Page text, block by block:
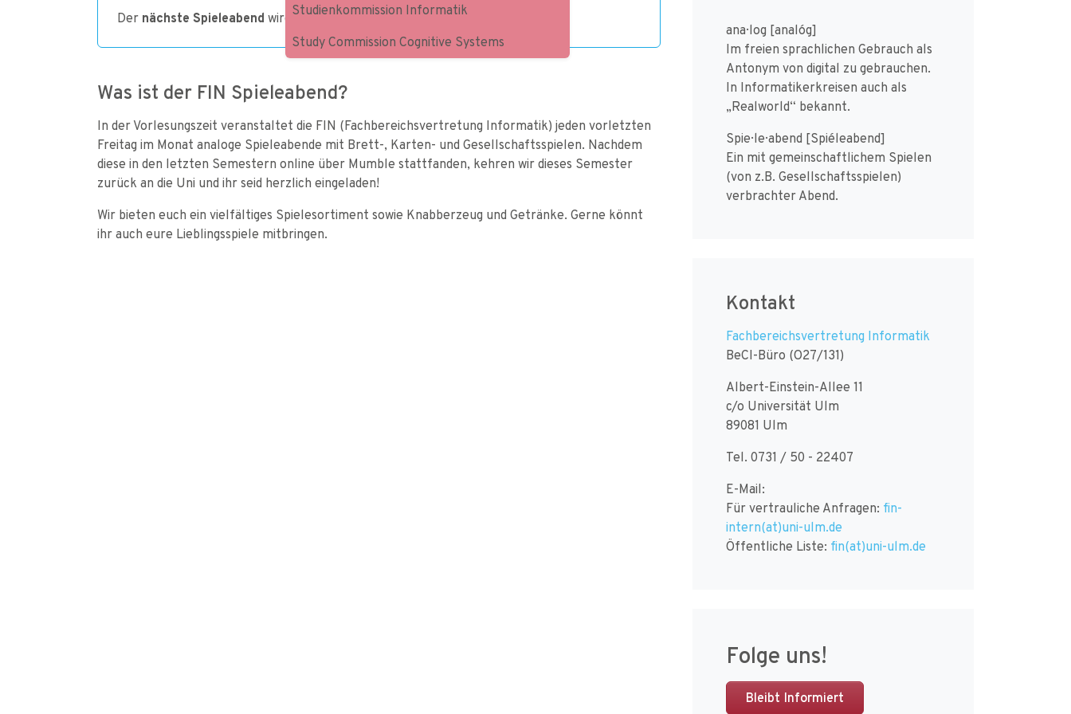
Studienkommission Informatik
Study Commission Cognitive Systems
Der nächste Spieleabend wird hier beizeiten angekündigt :)
Was ist der FIN Spieleabend?
In der Vorlesungszeit veranstaltet die FIN (Fachbereichsvertretung Informatik) jeden vorletzten
Freitag im Monat analoge Spieleabende mit Brett-, Karten- und Gesellschaftsspielen. Nachdem
diese in den letzten Semestern online über Mumble stattfanden, kehren wir dieses Semester
zurück an die Uni und ihr seid herzlich eingeladen!
Wir bieten euch ein vielfältiges Spielesortiment sowie Knabberzeug und Getränke. Gerne könnt
ihr auch eure Lieblingsspiele mitbringen.
ana·log [analóg]
Im freien sprachlichen Gebrauch als
Antonym von digital zu gebrauchen.
In Informatikerkreisen auch als
„Realworld“ bekannt.
Spie·le·abend [Spiéleabend]
Ein mit gemeinschaftlichem Spielen
(von z.B. Gesellschaftsspielen)
verbrachter Abend.
Kontakt
Fachbereichsvertretung Informatik
BeCI-Büro (O27/131)
Albert-Einstein-Allee 11
c/o Universität Ulm
89081 Ulm
Tel. 0731 / 50 - 22407
E-Mail:
Für vertrauliche Anfragen: fin-
intern(at)uni-ulm.de
Öffentliche Liste: fin(at)uni-ulm.de
Folge uns!
Bleibt Informiert